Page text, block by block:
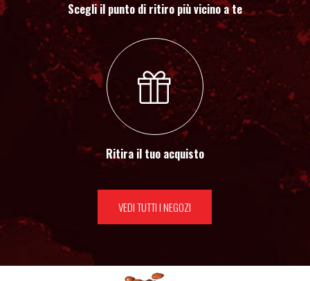
Scegli il punto di ritiro più vicino a te
Ritira il tuo acquisto
VEDI TUTTI I NEGOZI